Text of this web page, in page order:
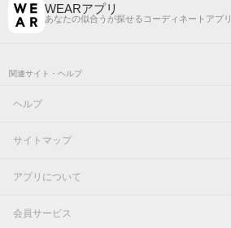
WEARアプリ
あなたの似合うが探せるコーディネートアプリ
関連サイト・ヘルプ
ヘルプ
サイトマップ
アプリについて
会員サービス